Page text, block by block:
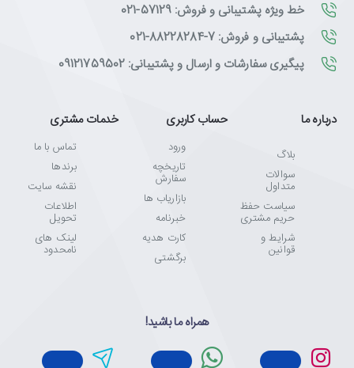
خط ویژه پشتیبانی و فروش: 57129-021
پشتیبانی و فروش: 7-88228284-021
پیگیری سفارشات و ارسال و پشتیبانی: 09121759502
درباره ما
بلاگ
سوالات
متداول
سیاست حفظ
حریم مشتری
شرایط و
قوانین
حساب کاربری
ورود
تاریخچه
سفارش
بازاریاب ها
خبرنامه
کارت هدیه
برگشتی
خدمات مشتری
تماس با ما
برندها
نقشه سایت
اطلاعات
تحویل
لینک های
نامحدود
همراه ما باشید!